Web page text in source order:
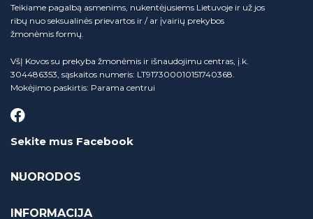
Teikiame pagalbą asmenims, nukentėjusiems Lietuvoje ir už jos
ribų nuo seksualinės prievartos ir / ar įvairių prekybos
žmonėmis formų.
VšĮ Kovos su prekyba žmonėmis ir išnaudojimu centras, į.k.
304486353, sąskaitos numeris: LT917300010151740368.
Mokėjimo paskirtis: Parama centrui
Sekite mus Facebook
NUORODOS
INFORMACIJA